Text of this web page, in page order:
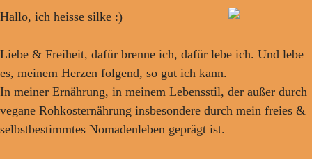
Hallo, ich heisse silke :)
Liebe & Freiheit, dafür brenne ich, dafür lebe ich. Und lebe
es, meinem Herzen folgend, so gut ich kann.
In meiner Ernährung, in meinem Lebensstil, der außer durch
vegane Rohkosternährung insbesondere durch mein freies &
selbstbestimmtes Nomadenleben geprägt ist.